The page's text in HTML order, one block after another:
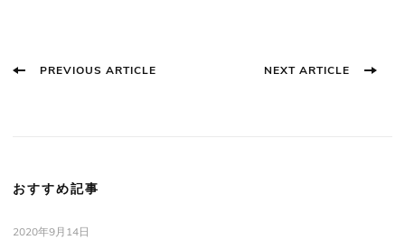
PostPREVIOUS ARTICLE NEXT ARTICLE
おすすめ記事
2020年9月14日